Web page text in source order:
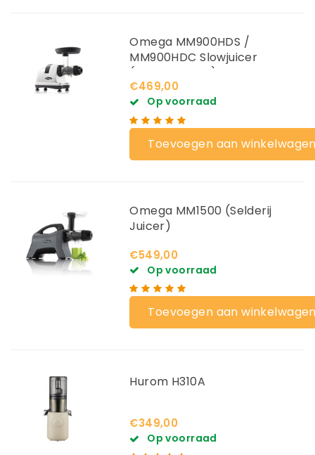
Omega MM900HDS /
MM900HDC Slowjuicer
(Selderij juicer)
€469,00
Op voorraad
Toevoegen aan
Omega MM1500 (Selderij
Juicer)
€549,00
Op voorraad
Toevoegen aan
Hurom H310A
€349,00
Op voorraad